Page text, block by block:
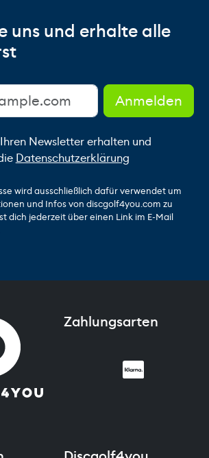
uns und erhalte alle
Newsletter erhalten und
Datenschutzerklärung
wird ausschließlich dafür verwendet um
und Infos von discgolf4you.com zu
dich jederzeit über einen Link im E-Mail
Zahlungsarten